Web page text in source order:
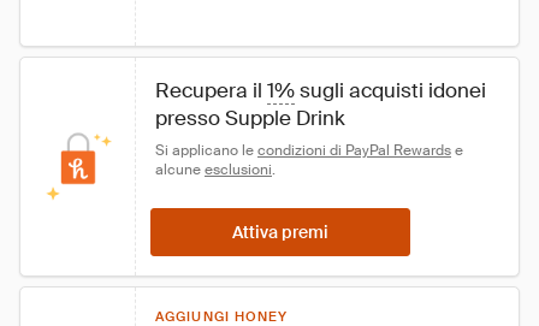
Recupera il 1% sugli acquisti idonei
presso Supple Drink
Si applicano le condizioni di PayPal Rewards e
alcune esclusioni.
Attiva premi
AGGIUNGI HONEY